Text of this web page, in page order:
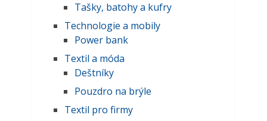
Tašky, batohy a kufry
Technologie a mobily
Power bank
Textil a móda
Deštníky
Pouzdro na brýle
Textil pro firmy